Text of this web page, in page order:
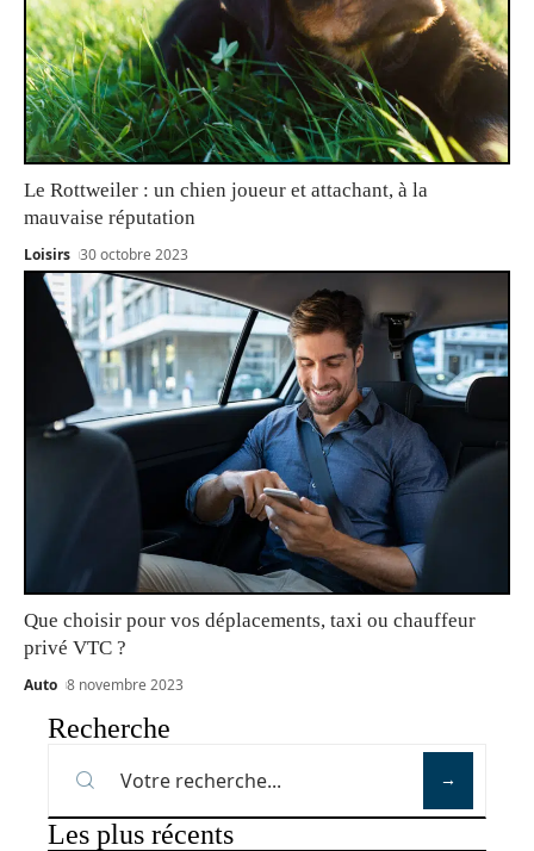
Le Rottweiler : un chien joueur et attachant, à la
mauvaise réputation
Loisirs 30 octobre 2023
Que choisir pour vos déplacements, taxi ou chauffeur
privé VTC ?
Auto 8 novembre 2023
Recherche
Les plus récents